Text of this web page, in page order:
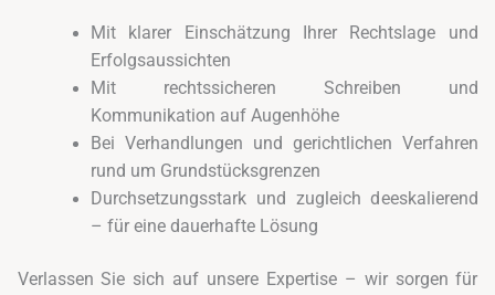
Mit klarer Einschätzung Ihrer Rechtslage und
Erfolgsaussichten
Mit rechtssicheren Schreiben und
Kommunikation auf Augenhöhe
Bei Verhandlungen und gerichtlichen Verfahren
rund um Grundstücksgrenzen
Durchsetzungsstark und zugleich deeskalierend
– für eine dauerhafte Lösung
Verlassen Sie sich auf unsere Expertise – wir sorgen für